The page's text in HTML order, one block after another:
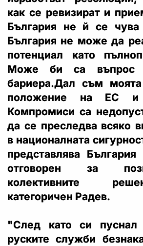
как се ревизират и
България не й се
България не може да
потенциал като
Може би са въпрос
бариера.Дал съм
положение на ЕС и
Компромиси са
да се преследва всяко
в националната
представлява
отговорен за
колективните
категоричен Радев.
"След като си пуснал
руските служби